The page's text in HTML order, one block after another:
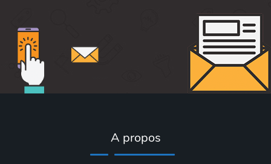
A propos